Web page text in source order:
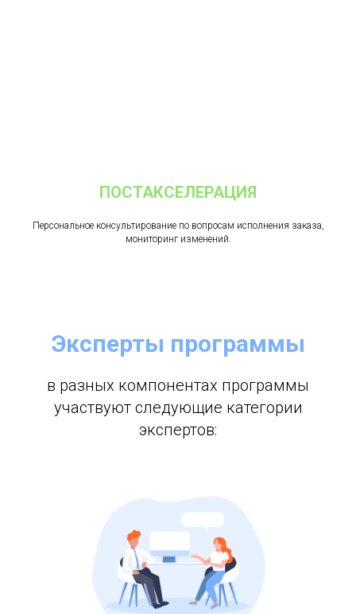
ПОСТАКСЕЛЕРАЦИЯ
Персональное консультирование по вопросам исполнения заказа,
мониторинг изменений.
Эксперты программы
в разных компонентах программы
участвуют следующие категории
экспертов: